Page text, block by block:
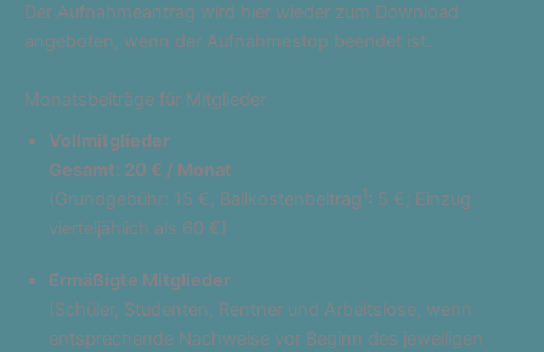
Der Aufnahmeantrag wird hier wieder zum Download
angeboten, wenn der Aufnahmestop beendet ist.
Monatsbeiträge für Mitglieder
Vollmitglieder
Gesamt: 20 € / Monat
(Grundgebühr: 15 €, Ballkostenbeitrag1: 5 €; Einzug
vierteljählich als 60 €)
Ermäßigte Mitglieder
(Schüler, Studenten, Rentner und Arbeitslose, wenn
entsprechende Nachweise vor Beginn des jeweiligen